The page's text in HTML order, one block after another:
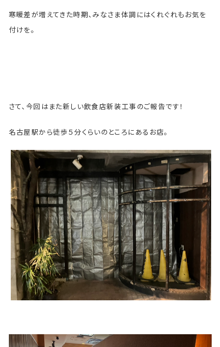
寒暖差が増えてきた時期、みなさま体調にはくれぐれもお気を
付けを。
さて、今回はまた新しい飲食店新装工事のご報告です！
名古屋駅から徒歩５分くらいのところにあるお店。